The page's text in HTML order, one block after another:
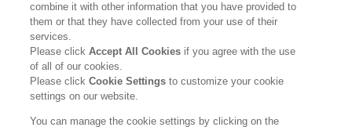
ブランド 投資家情報
ニュースルーム 採用情報
利用規約 花王のアクセシビリティ 個人情報保護方針
combine it with other information that you have provided to
them or that they have collected from your use of their
services.
Please clickAccept All Cookies if you agree with the use
of all of our cookies.
Please clickCookie Settingsto customize your cookie
settings on our website.
You can manage the cookie settings by clicking on the